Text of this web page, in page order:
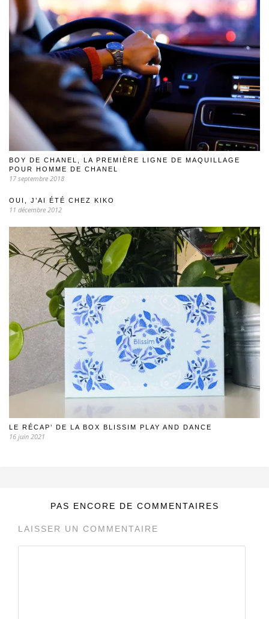
BOY DE CHANEL, LA PREMIÈRE LIGNE DE MAQUILLAGE
POUR HOMME DE CHANEL
17 septembre 2018
OUI, J’AI ÉTÉ CHEZ KIKO
11 décembre 2012
LE RÉCAP’ DE LA BOX BLISSIM PLAY AND DANCE
16 juin 2021
PAS ENCORE DE COMMENTAIRES
LAISSER UN COMMENTAIRE